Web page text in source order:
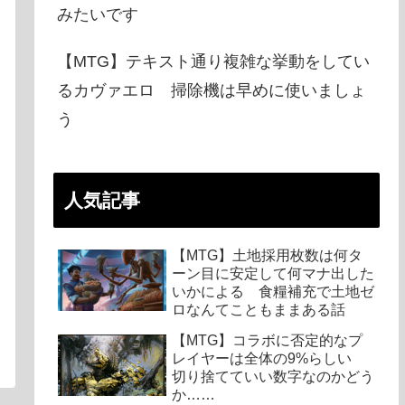
みたいです
【MTG】テキスト通り複雑な挙動をしてい
るカヴァエロ 掃除機は早めに使いましょ
う
人気記事
【MTG】土地採用枚数は何タ
ーン目に安定して何マナ出した
いかによる 食糧補充で土地ゼ
ロなんてこともままある話
【MTG】コラボに否定的なプ
レイヤーは全体の9%らしい
切り捨てていい数字なのかどう
か……